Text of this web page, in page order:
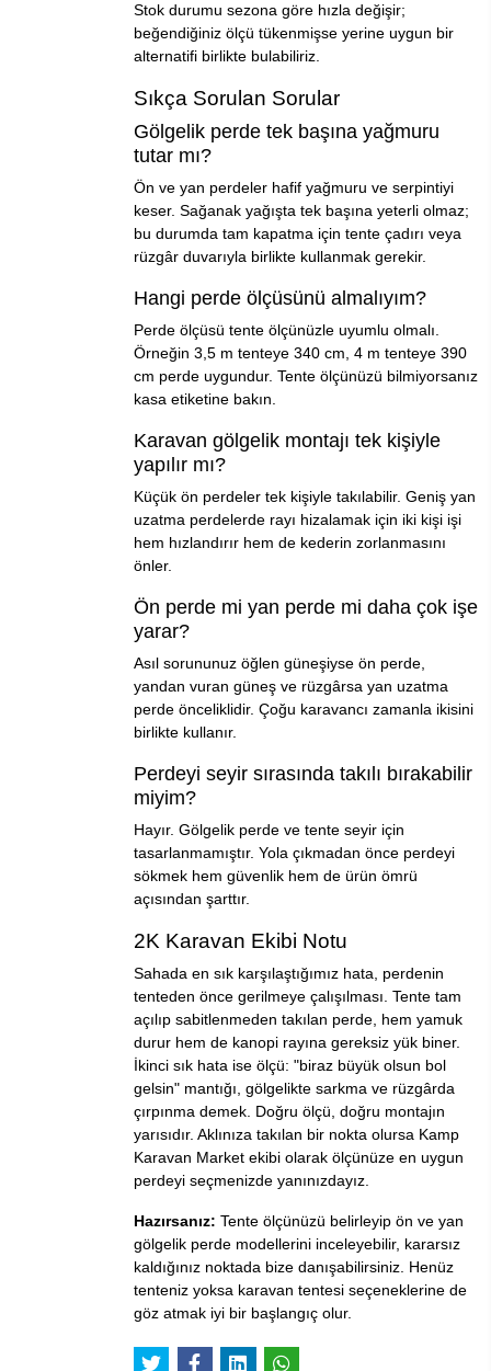
Stok durumu sezona göre hızla değişir;
beğendiğiniz ölçü tükenmişse yerine uygun bir
alternatifi birlikte bulabiliriz.
Sıkça Sorulan Sorular
Gölgelik perde tek başına yağmuru
tutar mı?
Ön ve yan perdeler hafif yağmuru ve serpintiyi
keser. Sağanak yağışta tek başına yeterli olmaz;
bu durumda tam kapatma için tente çadırı veya
rüzgâr duvarıyla birlikte kullanmak gerekir.
Hangi perde ölçüsünü almalıyım?
Perde ölçüsü tente ölçünüzle uyumlu olmalı.
Örneğin 3,5 m tenteye 340 cm, 4 m tenteye 390
cm perde uygundur. Tente ölçünüzü bilmiyorsanız
kasa etiketine bakın.
Karavan gölgelik montajı tek kişiyle
yapılır mı?
Küçük ön perdeler tek kişiyle takılabilir. Geniş yan
uzatma perdelerde rayı hizalamak için iki kişi işi
hem hızlandırır hem de kederin zorlanmasını
önler.
Ön perde mi yan perde mi daha çok işe
yarar?
Asıl sorununuz öğlen güneşiyse ön perde,
yandan vuran güneş ve rüzgârsa yan uzatma
perde önceliklidir. Çoğu karavancı zamanla ikisini
birlikte kullanır.
Perdeyi seyir sırasında takılı bırakabilir
miyim?
Hayır. Gölgelik perde ve tente seyir için
tasarlanmamıştır. Yola çıkmadan önce perdeyi
sökmek hem güvenlik hem de ürün ömrü
açısından şarttır.
2K Karavan Ekibi Notu
Sahada en sık karşılaştığımız hata, perdenin
tenteden önce gerilmeye çalışılması. Tente tam
açılıp sabitlenmeden takılan perde, hem yamuk
durur hem de kanopi rayına gereksiz yük biner.
İkinci sık hata ise ölçü: "biraz büyük olsun bol
gelsin" mantığı, gölgelikte sarkma ve rüzgârda
çırpınma demek. Doğru ölçü, doğru montajın
yarısıdır. Aklınıza takılan bir nokta olursa Kamp
Karavan Market ekibi olarak ölçünüze en uygun
perdeyi seçmenizde yanınızdayız.
Hazırsanız: Tente ölçünüzü belirleyip ön ve yan
gölgelik perde modellerini inceleyebilir, kararsız
kaldığınız noktada bize danışabilirsiniz. Henüz
tenteniz yoksa karavan tentesi seçeneklerine de
göz atmak iyi bir başlangıç olur.